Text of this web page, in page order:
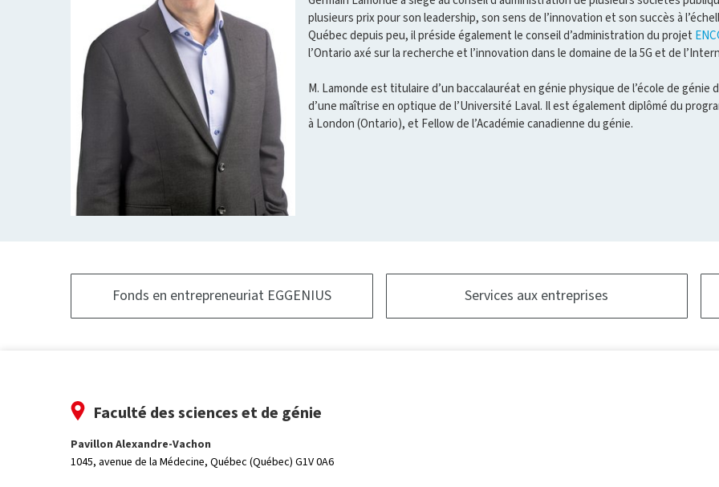
plusieurs prix pour son leadership, son sens de l’innovation et son succès à
Québec depuis peu, il préside également le conseil d’administration du projet
l’Ontario axé sur la recherche et l’innovation dans le domaine de la 5G et de
M. Lamonde est titulaire d’un baccalauréat en génie physique de l’école de
d’une maîtrise en optique de l’Université Laval. Il est également diplômé du
à London (Ontario), et Fellow de l’Académie canadienne du génie.
Fonds en entrepreneuriat EGGENIUS Services aux entreprises
Faculté des sciences et de génie
Pavillon Alexandre-Vachon
1045, avenue de la Médecine, Québec (Québec) G1V 0A6